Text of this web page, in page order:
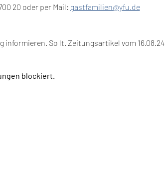
20 oder per Mail: gastfamilien@yfu.de
So lt. Zeitungsartikel vom 16.08.24
blockiert.